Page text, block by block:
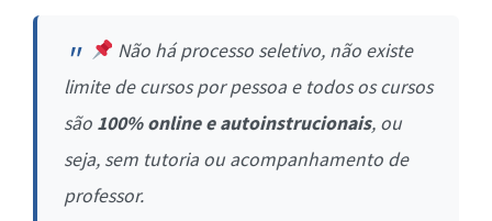
Não há processo seletivo, não existe
limite de cursos por pessoa e todos os cursos
são 100% online e autoinstrucionais, ou
seja, sem tutoria ou acompanhamento de
professor.